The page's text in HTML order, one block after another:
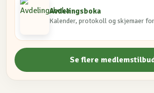
Avdelingsboka
Kalender, protokoll og skjemaer
Se flere